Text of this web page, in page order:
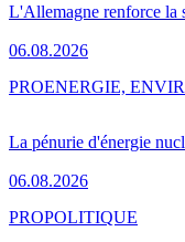
L'Allemagne renforce la
06.08.2026
La pénurie d'énergie
06.08.2026
PROENERGIE,
PROPOLITIQUE